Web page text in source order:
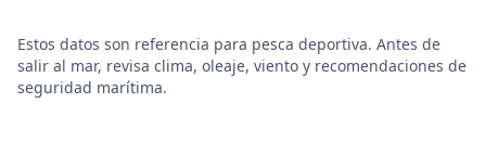
Estos datos son referencia para pesca deportiva. Antes de
salir al mar, revisa clima, oleaje, viento y recomendaciones de
seguridad marítima.